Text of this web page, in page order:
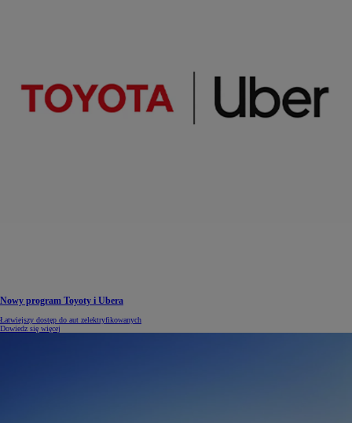
Nowy program Toyoty i Ubera
Łatwiejszy dostęp do aut zelektryfikowanych
Dowiedz się więcej